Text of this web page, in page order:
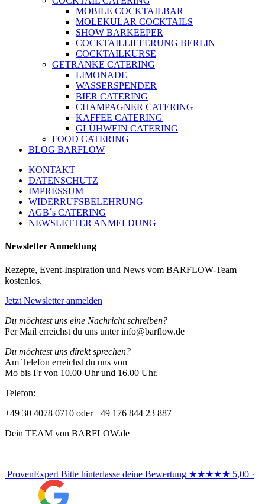
MOBILE COCKTAILBAR
MOLEKULAR COCKTAILS
SHOW BARKEEPER
COCKTAILLIEFERUNG BERLIN
COCKTAILKURSE
GETRÄNKE CATERING
LIMONADE
WASSERSPENDER
BIER CATERING
CHAMPAGNER CATERING
KAFFEE CATERING
GLÜHWEIN CATERING
FOOD CATERING
BLOG BARFLOW
KONTAKT
DATENSCHUTZ
IMPRESSUM
WIDERRUFSBELEHRUNG
AGB´s CATERING
NEWSLETTER ANMELDUNG
Newsletter Anmeldung
Rezepte, Event-Inspiration und News vom BARFLOW-Team —
kostenlos.
Jetzt Newsletter anmelden
Du möchtest uns eine Nachricht schreiben?
Per Mail erreichst du uns unter info@barflow.de
Du möchtest uns direkt sprechen?
Am Telefon erreichst du uns von
Mo bis Fr von 10.00 Uhr und 16.00 Uhr.
Telefon:
+49 30 4078 0710 oder +49 176 844 23 887
Dein TEAM von BARFLOW.de
ProvenExpert Bitte hinterlasse deine Bewertung ★★★★★ 5,00 ·